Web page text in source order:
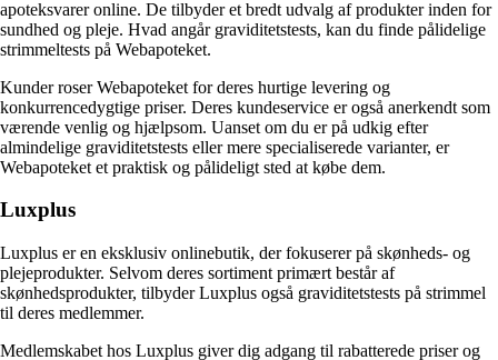
apoteksvarer online. De tilbyder et bredt udvalg af produkter inden for
sundhed og pleje. Hvad angår graviditetstests, kan du finde pålidelige
strimmeltests på Webapoteket.
Kunder roser Webapoteket for deres hurtige levering og
konkurrencedygtige priser. Deres kundeservice er også anerkendt som
værende venlig og hjælpsom. Uanset om du er på udkig efter
almindelige graviditetstests eller mere specialiserede varianter, er
Webapoteket et praktisk og pålideligt sted at købe dem.
Luxplus
Luxplus er en eksklusiv onlinebutik, der fokuserer på skønheds- og
plejeprodukter. Selvom deres sortiment primært består af
skønhedsprodukter, tilbyder Luxplus også graviditetstests på strimmel
til deres medlemmer.
Medlemskabet hos Luxplus giver dig adgang til rabatterede priser og